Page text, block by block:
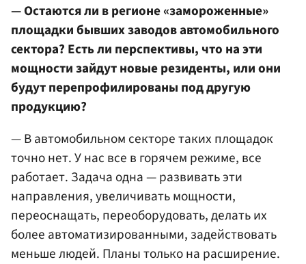
— Остаются ли в регионе «замороженные»
площадки бывших заводов автомобильного
сектора? Есть ли перспективы, что на эти
мощности зайдут новые резиденты, или они
будут перепрофилированы под другую
продукцию?
— В автомобильном секторе таких площадок
точно нет. У нас все в горячем режиме, все
работает. Задача одна — развивать эти
направления, увеличивать мощности,
переоснащать, переоборудовать, делать их
более автоматизированными, задействовать
меньше людей. Планы только на расширение.